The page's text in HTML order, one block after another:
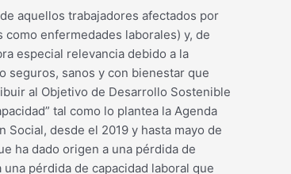
aquellos trabajadores afectados por
enfermedades laborales) y, de
especial relevancia debido a la
seguros, sanos y con bienestar que
al Objetivo de Desarrollo Sostenible
tal como lo plantea la Agenda
desde el 2019 y hasta mayo de
ha dado origen a una pérdida de
pérdida de capacidad laboral que